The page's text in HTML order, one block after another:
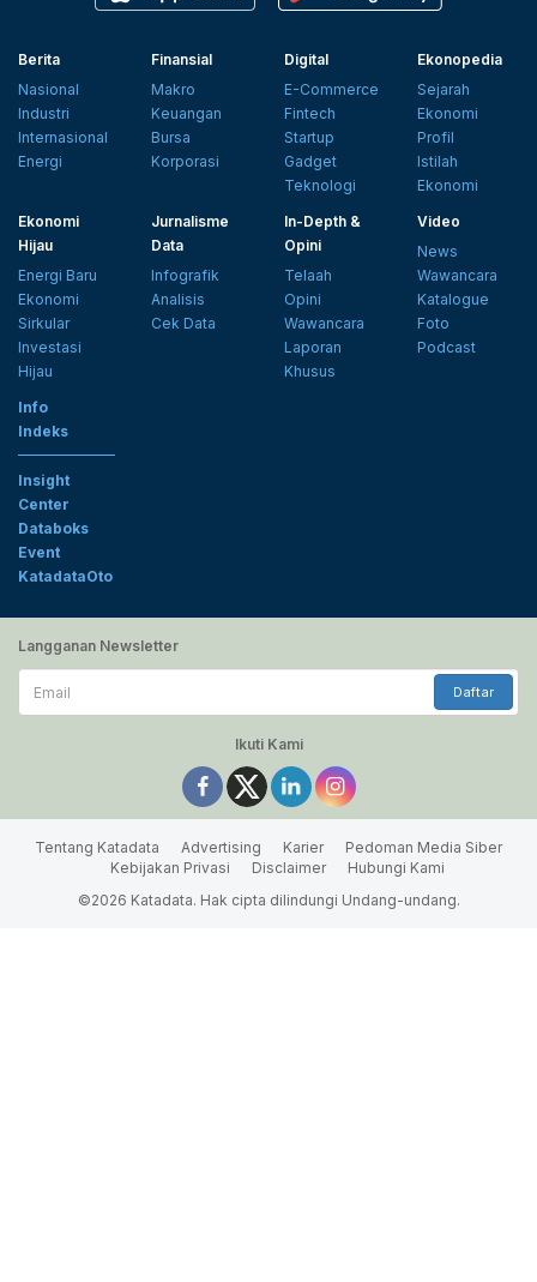
Berita
Nasional
Industri
Internasional
Energi
Finansial
Makro
Keuangan
Bursa
Korporasi
Digital
E-Commerce
Fintech
Startup
Gadget
Teknologi
Ekonopedia
Sejarah
Ekonomi
Profil
Istilah
Ekonomi
Ekonomi
Hijau
Energi Baru
Ekonomi
Sirkular
Investasi
Hijau
Jurnalisme
Data
Infografik
Analisis
Cek Data
In-Depth &
Opini
Telaah
Opini
Wawancara
Laporan
Khusus
Video
News
Wawancara
Katalogue
Foto
Podcast
Info
Indeks
Insight
Center
Databoks
Event
KatadataOto
Langganan Newsletter
Email
Daftar
Ikuti Kami
Tentang Katadata Advertising Karier
Pedoman Media Siber
Kebijakan Privasi
Disclaimer
Hubungi Kami
©2026 Katadata. Hak cipta dilindungi Undang-undang.